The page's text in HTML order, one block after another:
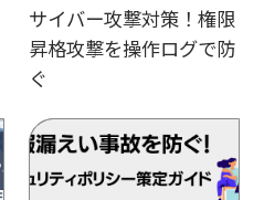
サイバー攻撃対策！権限
昇格攻撃を操作ログで防
ぐ